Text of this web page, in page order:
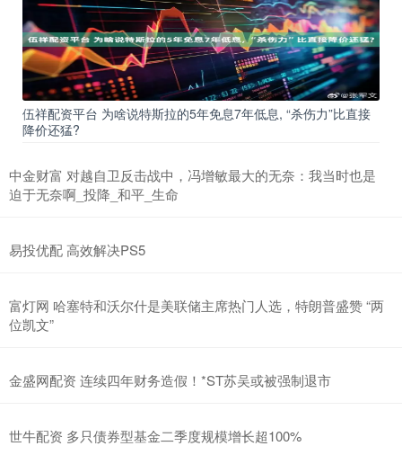
伍祥配资平台 为啥说特斯拉的5年免息7年低息, “杀伤力”比直接
降价还猛?
中金财富 对越自卫反击战中，冯增敏最大的无奈：我当时也是
迫于无奈啊_投降_和平_生命
易投优配 高效解决PS5
富灯网 哈塞特和沃尔什是美联储主席热门人选，特朗普盛赞 “两
位凯文”
金盛网配资 连续四年财务造假！*ST苏吴或被强制退市
世牛配资 多只债券型基金二季度规模增长超100%